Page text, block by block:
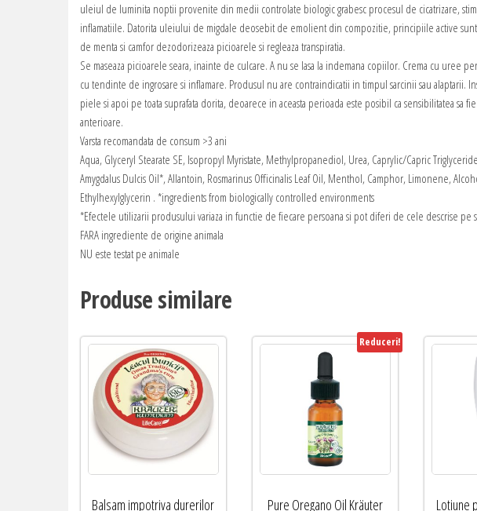
uleiul de luminita noptii provenite din medii controlate biologic grabesc procesul de cicatrizare,
inflamatiile. Datorita uleiului de migdale deosebit de emolient din compozitie, principiile active
de menta si camfor dezodorizeaza picioarele si regleaza transpiratia.
Se maseaza picioarele seara, inainte de culcare. A nu se lasa la indemana copiilor. Crema cu uree
cu tendinte de ingrosare si inflamare. Produsul nu are contraindicatii in timpul sarcinii sau alaptarii.
piele si apoi pe toata suprafata dorita, deoarece in aceasta perioada este posibil ca sensibilitatea sa
anterioare.
Varsta recomandata de consum >3 ani
Aqua, Glyceryl Stearate SE, Isopropyl Myristate, Methylpropanediol, Urea, Caprylic/Capric
Amygdalus Dulcis Oil*, Allantoin, Rosmarinus Officinalis Leaf Oil, Menthol, Camphor, Limonene,
Ethylhexylglycerin . *ingredients from biologically controlled environments
*Efectele utilizarii produsului variaza in functie de fiecare persoana si pot diferi de cele descrise pe
FARA ingrediente de origine animala
NU este testat pe animale
Produse similare
Balsam impotriva durerilor
Reduceri!
Pure Oregano Oil Kräuter
Lotiune